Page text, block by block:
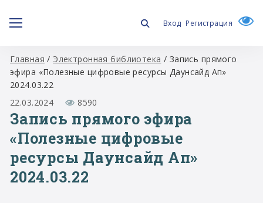
Вход Регистрация
Главная / Электронная библиотека / Запись прямого
эфира «Полезные цифровые ресурсы Даунсайд Ап»
2024.03.22
22.03.2024
8590
Запись прямого эфира
«Полезные цифровые
ресурсы Даунсайд Ап»
2024.03.22